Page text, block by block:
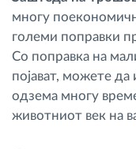
многу
големи поправки
Со поправка на
појават, можете
одзема многу
животниот век на